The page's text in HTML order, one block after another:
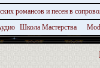
романсов и песен в
Школа Мастерства